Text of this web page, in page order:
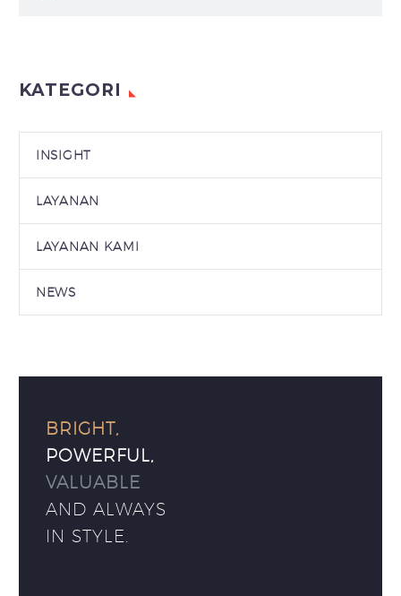
KATEGORI
INSIGHT
LAYANAN
LAYANAN KAMI
NEWS
BRIGHT,
POWERFUL,
VALUABLE
AND ALWAYS
IN STYLE.